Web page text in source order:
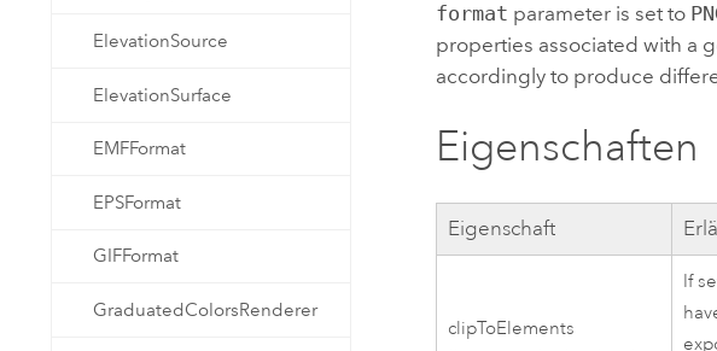
ElevationSource
ElevationSurface
EMFFormat
EPSFormat
GIFFormat
GraduatedColorsRenderer
format parameter is set to
properties associated with a
accordingly to produce
Eigenschaften
Eigenschaft
clipToElements
If